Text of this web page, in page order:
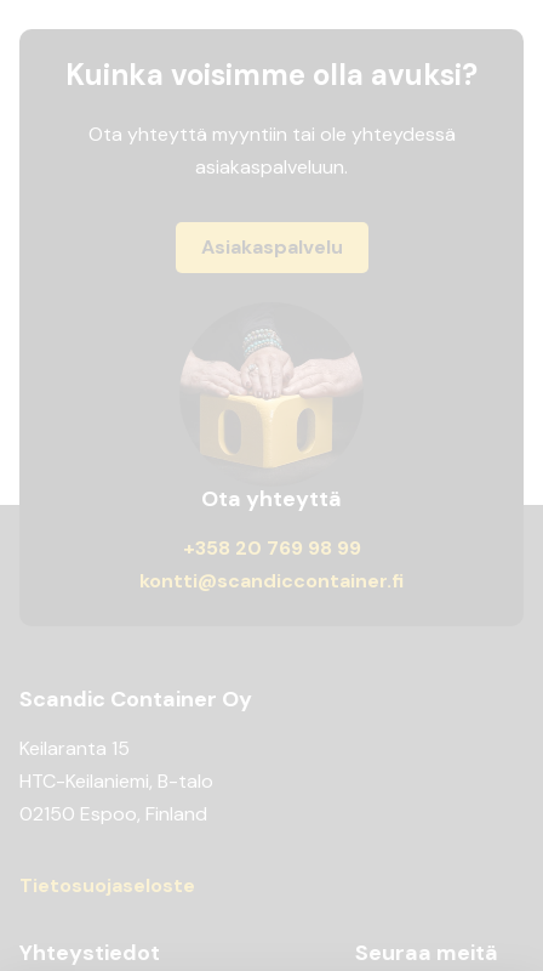
Kuinka voisimme olla avuksi?
Ota yhteyttä myyntiin tai ole yhteydessä
asiakaspalveluun.
Asiakaspalvelu
Ota yhteyttä
+358 20 769 98 99
kontti@scandiccontainer.fi
Scandic Container Oy
Keilaranta 15
HTC-Keilaniemi, B-talo
02150 Espoo, Finland
Tietosuojaseloste
Yhteystiedot Seuraa meitä